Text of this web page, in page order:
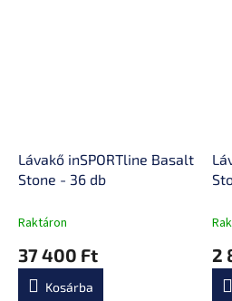
Lávakő inSPORTline Basalt
Stone - 36 db
Raktáron
37 400 Ft
Kosárba
2